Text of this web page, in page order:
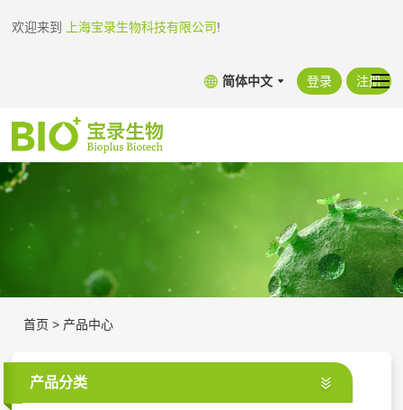
欢迎来到 上海宝录生物科技有限公司!
简体中文 登录 注册
首页 > 产品中心
产品分类